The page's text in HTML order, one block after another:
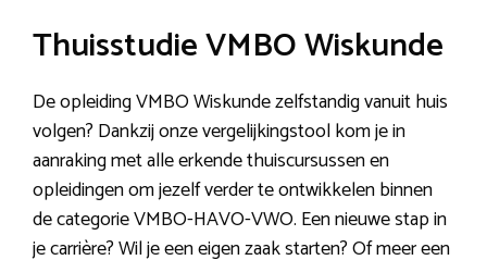
Thuisstudie VMBO Wiskunde
De opleiding VMBO Wiskunde zelfstandig vanuit huis
volgen? Dankzij onze vergelijkingstool kom je in
aanraking met alle erkende thuiscursussen en
opleidingen om jezelf verder te ontwikkelen binnen
de categorie VMBO-HAVO-VWO. Een nieuwe stap in
je carrière? Wil je een eigen zaak starten? Of meer een